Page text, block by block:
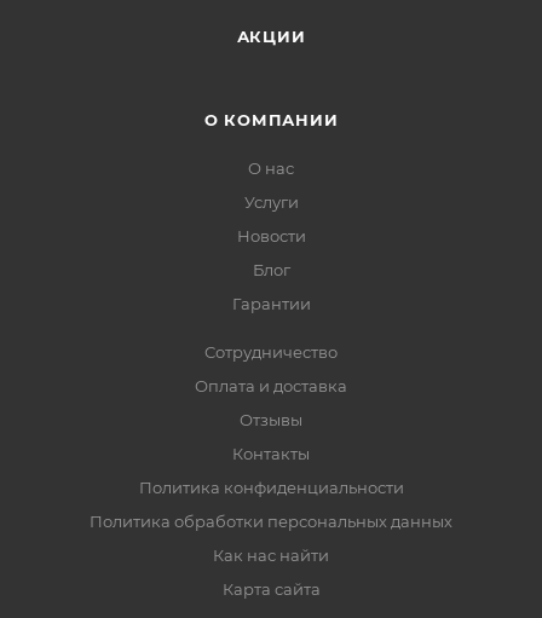
АКЦИИ
О КОМПАНИИ
О нас
Услуги
Новости
Блог
Гарантии
Сотрудничество
Оплата и доставка
Отзывы
Контакты
Политика конфиденциальности
Политика обработки персональных данных
Как нас найти
Карта сайта